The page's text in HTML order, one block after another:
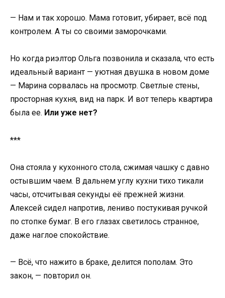
— Нам и так хорошо. Мама готовит, убирает, всё под
контролем. А ты со своими заморочками.
Но когда риэлтор Ольга позвонила и сказала, что есть
идеальный вариант — уютная двушка в новом доме
— Марина сорвалась на просмотр. Светлые стены,
просторная кухня, вид на парк. И вот теперь квартира
была ее. Или уже нет?
***
Она стояла у кухонного стола, сжимая чашку с давно
остывшим чаем. В дальнем углу кухни тихо тикали
часы, отсчитывая секунды её прежней жизни.
Алексей сидел напротив, лениво постукивая ручкой
по стопке бумаг. В его глазах светилось странное,
даже наглое спокойствие.
— Всё, что нажито в браке, делится пополам. Это
закон, — повторил он.